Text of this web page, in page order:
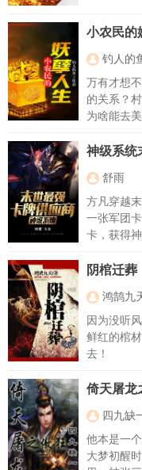
小农民的
钓人的
万有才想
的关系？
为啥能去
的。村长
神级系统
舒雨
方凡穿越
一张军团
卡，获得
阴棺迁葬
鸿鹄九
因为没听
鲜红的棺
去！
倚天屠龙
四九缺
他本是一
大梦初醒